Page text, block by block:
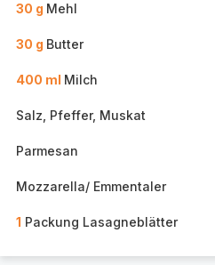
30 g Mehl
30 g Butter
400 ml Milch
Salz, Pfeffer, Muskat
Parmesan
Mozzarella/ Emmentaler
1 Packung Lasagneblätter